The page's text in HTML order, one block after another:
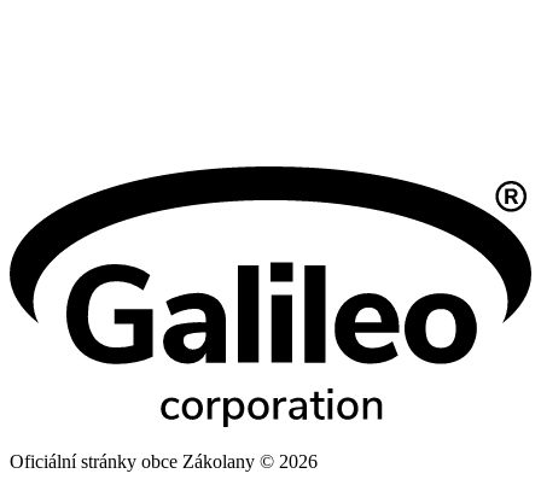
Oficiální stránky obce Zákolany © 2026